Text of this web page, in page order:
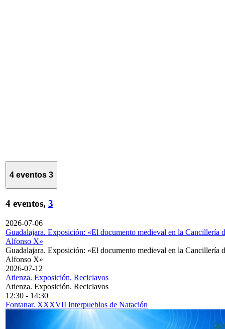
4 eventos 3
4 eventos, 3
2026-07-06
Guadalajara. Exposición: «El documento medieval en la Cancillería
Alfonso X»
Guadalajara. Exposición: «El documento medieval en la Cancillería
Alfonso X»
2026-07-12
Atienza. Exposición. Reciclavos
Atienza. Exposición. Reciclavos
12:30 - 14:30
Fontanar. XXXVII Interpueblos de Natación